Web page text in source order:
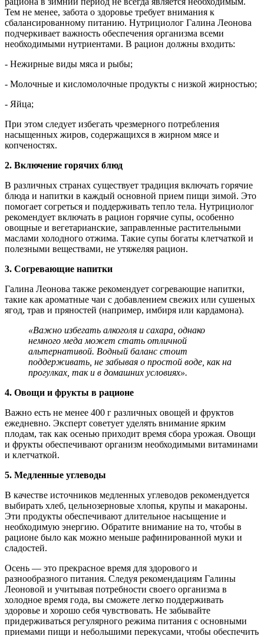
Тем не менее, забота о здоровье требует внимания к
сбалансированному питанию. Нутрициолог Галина Леонова
подчеркивает важность обеспечения организма всеми
необходимыми нутриентами. В рацион должны входить:
- Нежирные виды мяса и рыбы;
- Молочные и кисломолочные продукты с низкой жирностью;
- Яйца;
При этом следует избегать чрезмерного потребления
насыщенных жиров, содержащихся в жирном мясе и
копченостях.
2. Включение горячих блюд
В различных странах существует традиция включать горячие
блюда и напитки в каждый основной прием пищи зимой. Это
помогает согреться и поддерживать тепло тела. Нутрициолог
рекомендует включать в рацион горячие супы, особенно
овощные и вегетарианские, заправленные растительными
маслами холодного отжима. Такие супы богаты клетчаткой и
полезными веществами, не утяжеляя рацион.
3. Согревающие напитки
Галина Леонова также рекомендует согревающие напитки,
такие как ароматные чаи с добавлением свежих или сушеных
ягод, трав и пряностей (например, имбиря или кардамона).
«Важно избегать алкоголя и сахара, однако
немного меда может стать отличной
альтернативой. Водный баланс стоит
поддерживать, не забывая о простой воде, как на
прогулках, так и в домашних условиях».
4. Овощи и фрукты в рационе
Важно есть не менее 400 г различных овощей и фруктов
ежедневно. Эксперт советует уделять внимание ярким
плодам, так как осенью приходит время сбора урожая. Овощи
и фрукты обеспечивают организм необходимыми витаминами
и клетчаткой.
5. Медленные углеводы
В качестве источников медленных углеводов рекомендуется
выбирать хлеб, цельнозерновые хлопья, крупы и макароны.
Эти продукты обеспечивают длительное насыщение и
необходимую энергию. Обратите внимание на то, чтобы в
рационе было как можно меньше рафинированной муки и
сладостей.
Осень — это прекрасное время для здорового и
разнообразного питания. Следуя рекомендациям Галины
Леоновой и учитывая потребности своего организма в
холодное время года, вы сможете легко поддерживать
здоровье и хорошо себя чувствовать. Не забывайте
придерживаться регулярного режима питания с основными
приемами пищи и небольшими перекусами, чтобы обеспечить